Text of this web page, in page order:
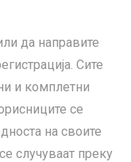
да направите
Сите
и комплетни
се
на своите
случуваат преку